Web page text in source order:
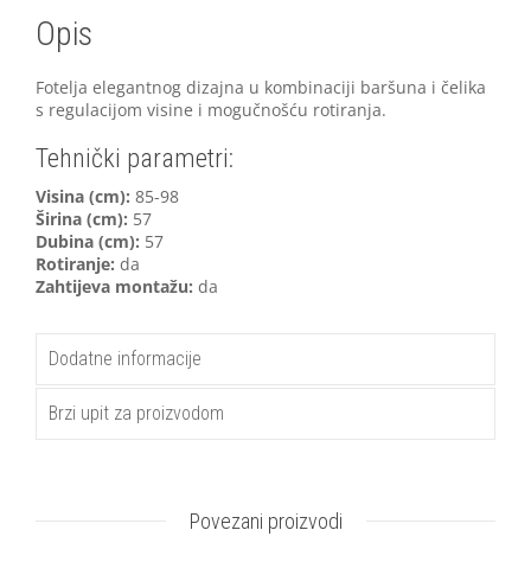
Opis
Fotelja elegantnog dizajna u kombinaciji baršuna i čelika
s regulacijom visine i mogučnošću rotiranja.
Tehnički parametri:
Visina (cm): 85-98
Širina (cm): 57
Dubina (cm): 57
Rotiranje: da
Zahtijeva montažu: da
Dodatne informacije
Brzi upit za proizvodom
Povezani proizvodi